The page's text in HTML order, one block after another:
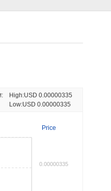
High:USD 0.00000335
Low:USD 0.00000335
Price
0.00000335